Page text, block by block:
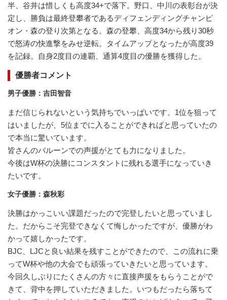
半、谷井は惜しくも高度34+で落下。野口、中川の表彰台が決
定し、勝負は最終登攀者であるディフェンディングチャンピ
オン・森の登り次第となる。森の登攀、高度34から残り30秒
で怒涛の快進撃をみせ逆転。タイムアップとなったが高度39
を記録。自身2度目の連覇、通算4度目の優勝を獲得した。
優勝者コメント
男子優勝：吉田智音
まだ信じられないという気持ちでいっぱいです。1位を狙って
はいましたが、5位までに入ることができればと思っていたの
で本当に驚いています。
皆さんのバルーンでの声援がとても力になりました。
今後はW杯の決勝にコンスタントに残れる選手になっていき
たいです。
女子優勝：森秋彩
決勝はかっこいい課題だったので完登したいと思っていまし
た。だからこそ完登できなくて悔しかったですが、優勝がわ
かって嬉しかったです。
BJC、LJCと良い結果を残すことができたので、この流れに乗
ってW杯や他の大会でも頑張っていきたいと思っています。
今回久しぶりにたくさんの方々に直接声援をもらうことがで
きて、背中を押していただきました。いつもだったら落ちて